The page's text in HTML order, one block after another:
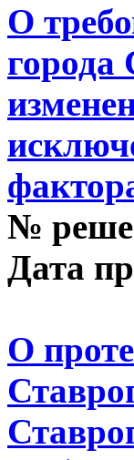
О
города
№
Дата
О